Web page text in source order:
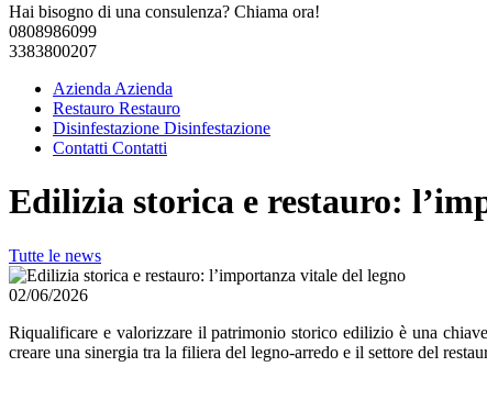
Hai bisogno di una consulenza? Chiama ora!
0808986099
3383800207
Azienda Azienda
Restauro Restauro
Disinfestazione Disinfestazione
Contatti Contatti
Edilizia storica e restauro:
Tutte le news
02/06/2026
Riqualificare e valorizzare il patrimonio storico edilizio è una
creare una sinergia tra la filiera del legno-arredo e il settore del